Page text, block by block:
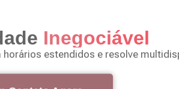
Inegociável
estendidos e resolve